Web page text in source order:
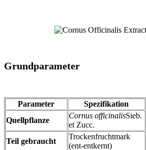
Grundparameter
Parameter Spezifikation
Quellpflanze
Cornus officinalisSieb.
et Zucc.
Teil gebraucht
Trockenfruchtmark
(ent-entkernt)